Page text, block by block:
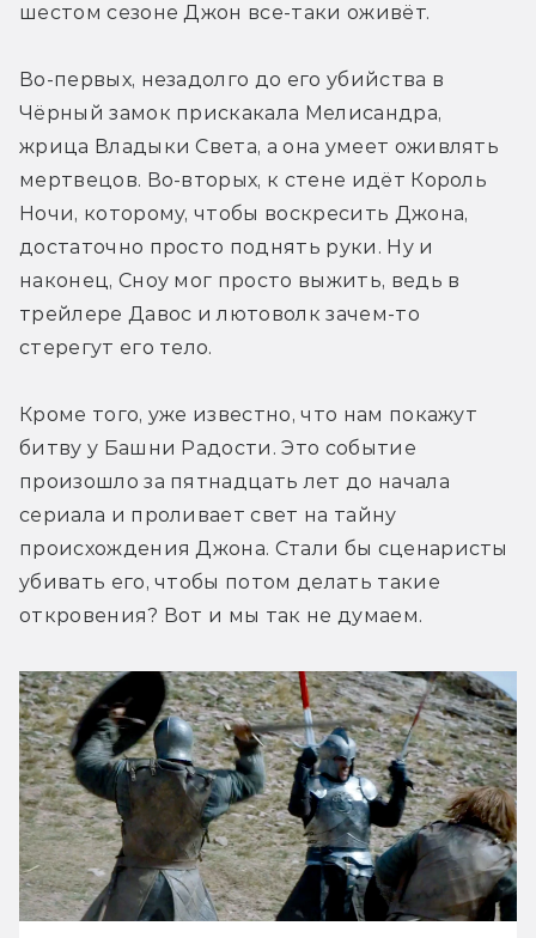
шестом сезоне Джон все-таки оживёт.
Во-первых, незадолго до его убийства в
Чёрный замок прискакала Мелисандра,
жрица Владыки Света, а она умеет оживлять
мертвецов. Во-вторых, к стене идёт Король
Ночи, которому, чтобы воскресить Джона,
достаточно просто поднять руки. Ну и
наконец, Сноу мог просто выжить, ведь в
трейлере Давос и лютоволк зачем-то
стерегут его тело.
Кроме того, уже известно, что нам покажут
битву у Башни Радости. Это событие
произошло за пятнадцать лет до начала
сериала и проливает свет на тайну
происхождения Джона. Стали бы сценаристы
убивать его, чтобы потом делать такие
откровения? Вот и мы так не думаем.